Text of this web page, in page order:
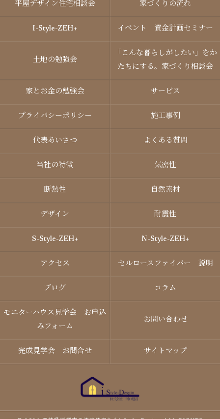
平屋デザイン住宅相談会 家づくりの流れ
I-Style-ZEH+ イベント 資金計画セミナー
土地の勉強会
「こんな暮らしがしたい」をか
たちにする。家づくり相談会
家とお金の勉強会 サービス
プライバシーポリシー 施工事例
代表あいさつ よくある質問
当社の特徴 気密性
断熱性 自然素材
デザイン 耐震性
S-Style-ZEH+ N-Style-ZEH+
アクセス セルロースファイバー 説明
ブログ コラム
モニターハウス見学会 お申込
みフォーム
お問い合わせ
完成見学会 お問合せ サイトマップ